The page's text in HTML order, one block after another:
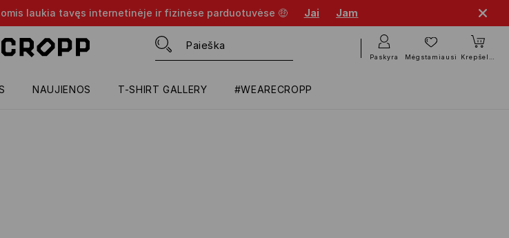
laukia tavęs internetinėje ir fizinėse parduotuvėse 🤑 Jai Jam
NAUJIENOS T-SHIRT GALLERY #WEARECROPP
Paskyra Mėgstamiausi Krepšelis